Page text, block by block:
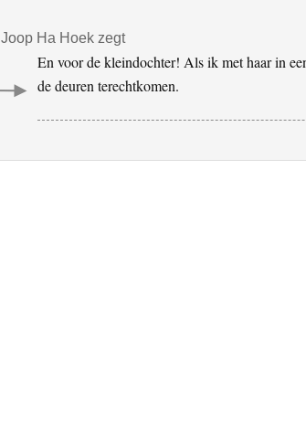
Joop Ha Hoek zegt
En voor de kleindochter! Als ik met haar in
de deuren terechtkomen.